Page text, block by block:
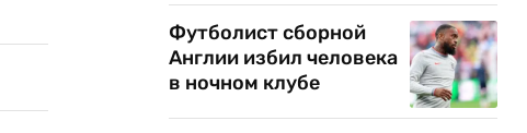
Футболист сборной
Англии избил человека
в ночном клубе